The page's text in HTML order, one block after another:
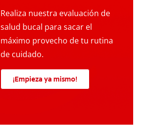
Realiza nuestra evaluación de
salud bucal para sacar el
máximo provecho de tu rutina
de cuidado.
¡Empieza ya mismo!